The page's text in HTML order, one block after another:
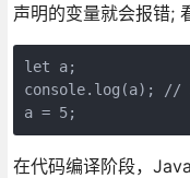
声明的变量就会报错;
let a;
console.log(a); //
a = 5;
在代码编译阶段，